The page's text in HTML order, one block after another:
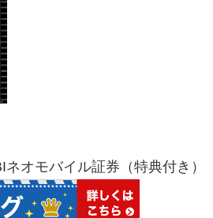
オモバイル証券（特典付き）